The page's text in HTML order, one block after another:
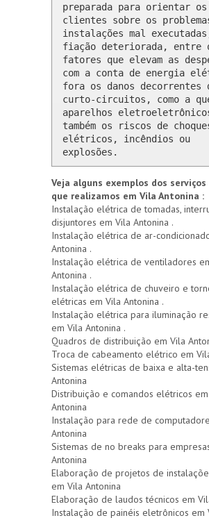
preparada para orientar os
clientes sobre os
instalações mal
fiação deteriorada, entre
fatores que elevam as
com a conta de energia
fora os danos decorrentes
curto-circuitos, como a
aparelhos
também os riscos de
elétricos, incêndios ou
explosões.
Veja alguns exemplos dos
que realizamos em Vila Antonina :
Instalação elétrica de tomadas,
disjuntores em Vila Antonina .
Instalação elétrica de ar-
Antonina .
Instalação elétrica de ventiladores
Antonina .
Instalação elétrica de chuveiro e
elétricas em Vila Antonina .
Instalação elétrica para iluminação
em Vila Antonina .
Quadros de distribuição em Vila
Troca de cabeamento elétrico em
Sistemas elétricas de baixa e alta-
Antonina
Distribuição e comandos elétricos
Antonina
Instalação para rede de
Antonina
Sistemas de no breaks para
Antonina
Elaboração de projetos de
em Vila Antonina
Elaboração de laudos técnicos em
Instalação de painéis eletrônicos em